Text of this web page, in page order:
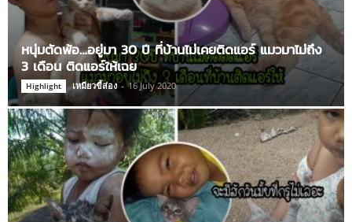
หนุ่มตัดพ้อ…อยู่มา 30 ปี ที่บ้านไม่เคยติดแอร์ แมวมาไม่ถึง
3 เดือน ติดแอร์ให้เฉย
Highlight เหมียวขี้ส่อง - 16 July 2020